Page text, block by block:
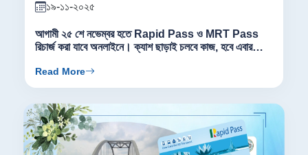
১৯-১১-২০২৫
আগামী ২৫ শে নভেম্বর হতে Rapid Pass ও MRT Pass
রিচার্জ করা যাবে অনলাইনে। ক্যাশ ছাড়াই চলবে কাজ, হবে এবার
Read More